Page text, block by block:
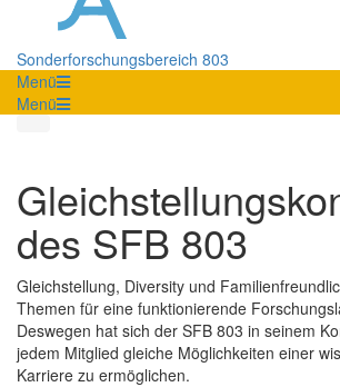
Sonderforschungsbereich 803
Menü
Menü
des SFB 803
Gleichstellung, Diversity und
Themen für eine funktionierende
Deswegen hat sich der SFB 803 in seinem
jedem Mitglied gleiche Möglichkeiten einer
Karriere zu ermöglichen.